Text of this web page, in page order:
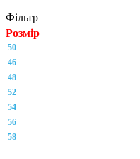
Фільтр
Розмір
50
46
48
52
54
56
58